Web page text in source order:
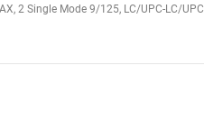
2 Single Mode 9/125, LC/UPC-LC/